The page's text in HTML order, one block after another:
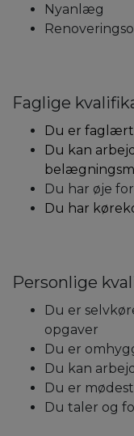
Nyanlæg
Faglige
Du er
Du kan
Du har øje
Du har
Personlige
Du er
opgaver
Du er
Du kan
Du er
Du taler og